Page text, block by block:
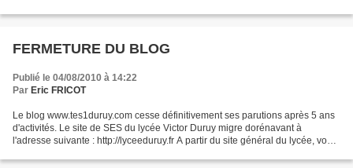
FERMETURE DU BLOG
Publié le 04/08/2010 à 14:22
Par Eric FRICOT
Le blog www.tes1duruy.com cesse définitivement ses parutions après 5 ans
d'activités. Le site de SES du lycée Victor Duruy migre dorénavant à
l'adresse suivante : http://lyceeduruy.fr A partir du site général du lycée, vous